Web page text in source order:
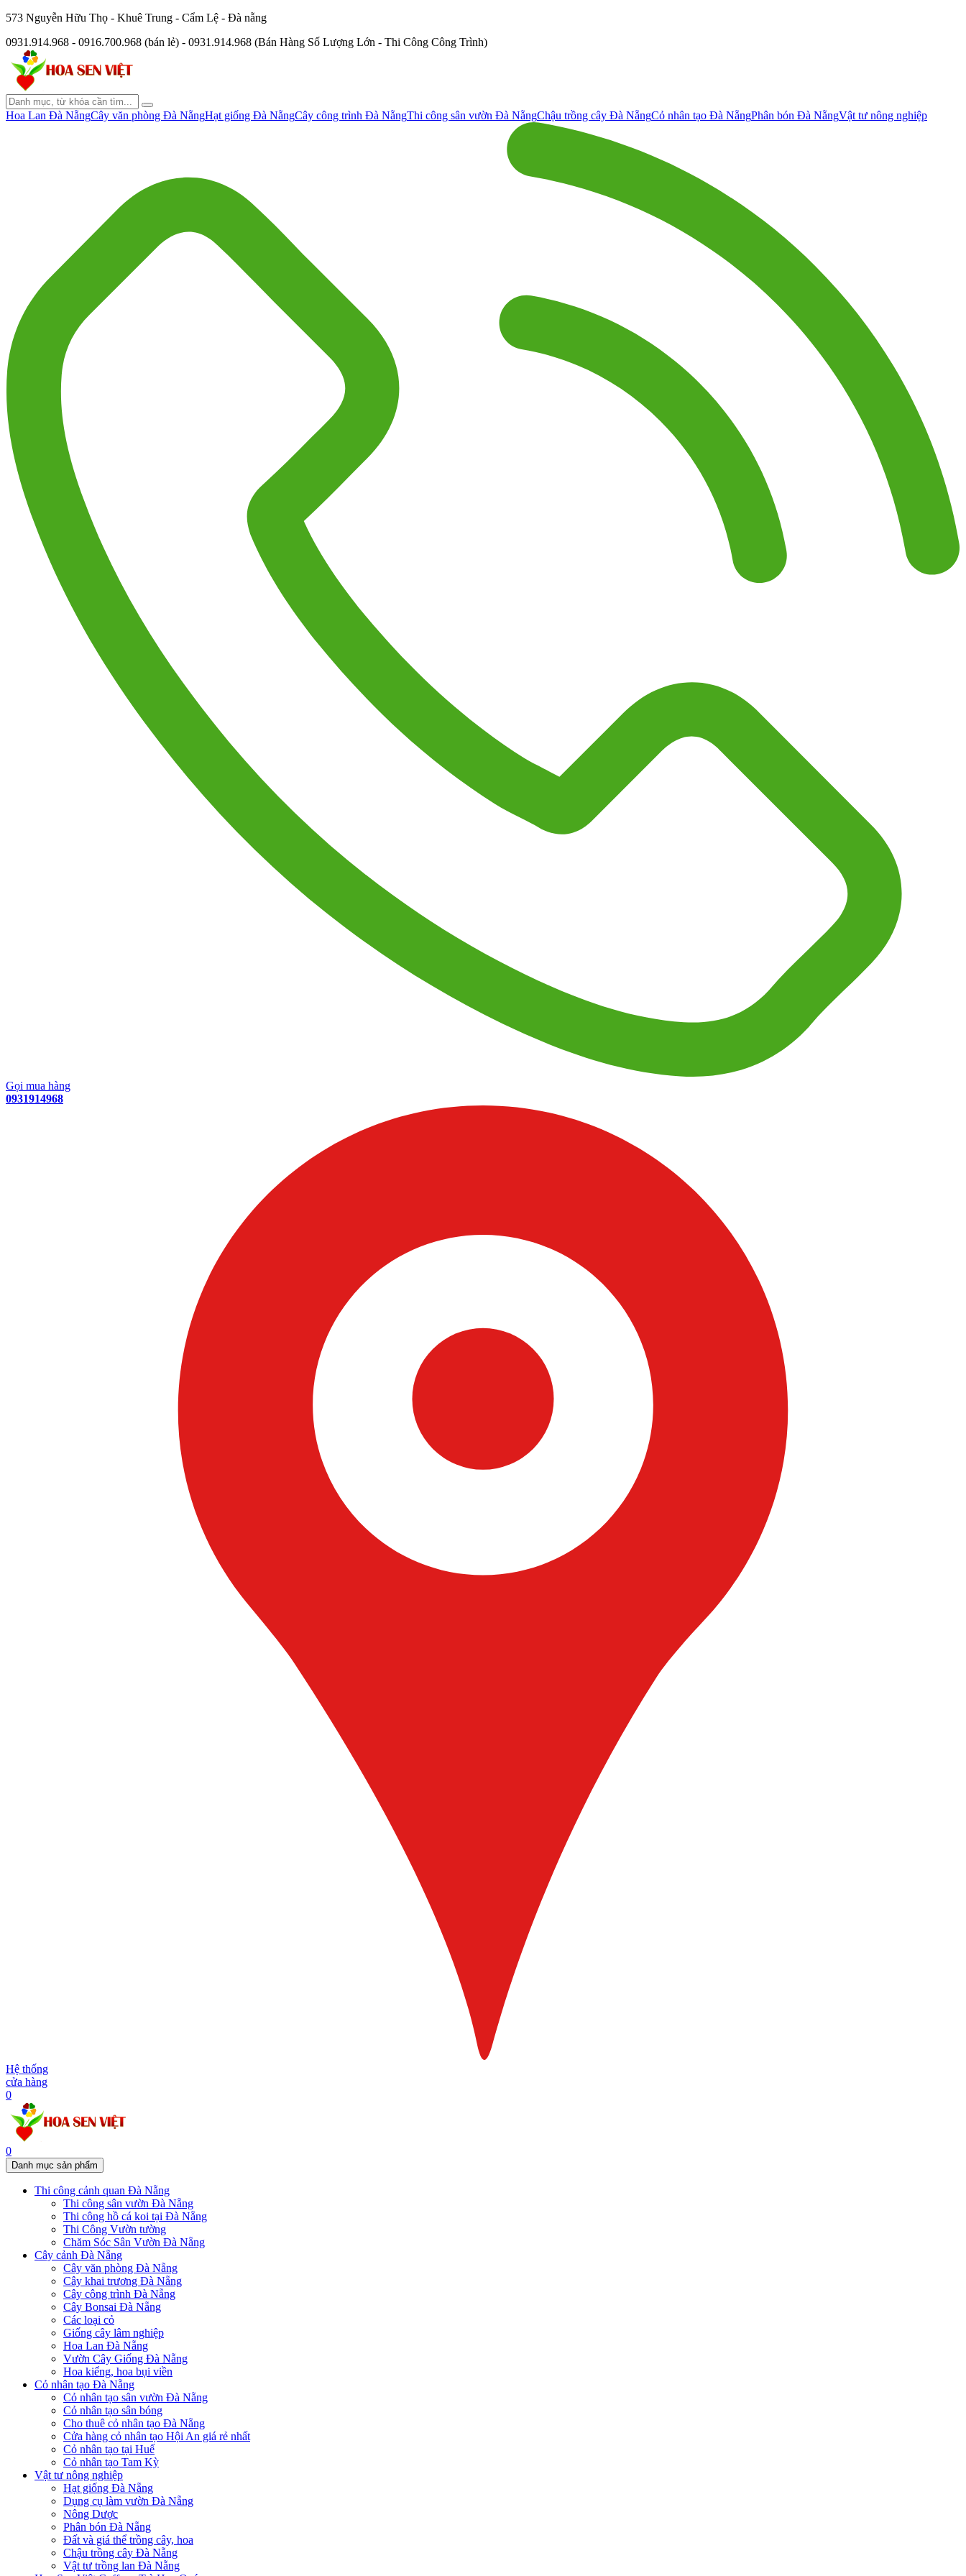
573 Nguyễn Hữu Thọ - Khuê Trung - Cẩm Lệ - Đà nẵng
0931.914.968 - 0916.700.968 (bán lẻ) - 0931.914.968 (Bán Hàng Số Lượng Lớn - Thi Công Công Trình)
Hoa Lan Đà NẵngCây văn phòng Đà NẵngHạt giống Đà NẵngCây công trình Đà NẵngThi công sân vườn Đà NẵngChậu trồng cây Đà NẵngCỏ nhân tạo Đà NẵngPhân bón Đà NẵngVật tư nông nghiệp
Gọi mua hàng
0931914968
Hệ thống
cửa hàng
0
0
Danh mục sản phẩm
Thi công cảnh quan Đà Nẵng
Thi công sân vườn Đà Nẵng
Thi công hồ cá koi tại Đà Nẵng
Thi Công Vườn tường
Chăm Sóc Sân Vườn Đà Nẵng
Cây cảnh Đà Nẵng
Cây văn phòng Đà Nẵng
Cây khai trương Đà Nẵng
Cây công trình Đà Nẵng
Cây Bonsai Đà Nẵng
Các loại cỏ
Giống cây lâm nghiệp
Hoa Lan Đà Nẵng
Vườn Cây Giống Đà Nẵng
Hoa kiểng, hoa bụi viền
Cỏ nhân tạo Đà Nẵng
Cỏ nhân tạo sân vườn Đà Nẵng
Cỏ nhân tạo sân bóng
Cho thuê cỏ nhân tạo Đà Nẵng
Cửa hàng cỏ nhân tạo Hội An giá rẻ nhất
Cỏ nhân tạo tại Huế
Cỏ nhân tạo Tam Kỳ
Vật tư nông nghiệp
Hạt giống Đà Nẵng
Dụng cụ làm vườn Đà Nẵng
Nông Dược
Phân bón Đà Nẵng
Đất và giá thể trồng cây, hoa
Chậu trồng cây Đà Nẵng
Vật tư trồng lan Đà Nẵng